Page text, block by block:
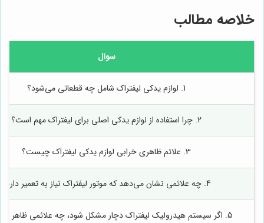
خلاصه مطالب
سوال
1. لوازم یدکی لیفتراک شامل چه قطعاتی می‌شود؟
2. چرا استفاده از لوازم یدکی اصلی برای لیفتراک مهم است؟
3. علائم ظاهری خرابی لوازم یدکی لیفتراک چیست؟
4. چه علائمی نشان می‌دهد که موتور لیفتراک نیاز به تعمیر دارد؟
5. اگر سیستم هیدرولیک لیفتراک دچار مشکل شود، چه علائمی ظاهر می‌شود؟